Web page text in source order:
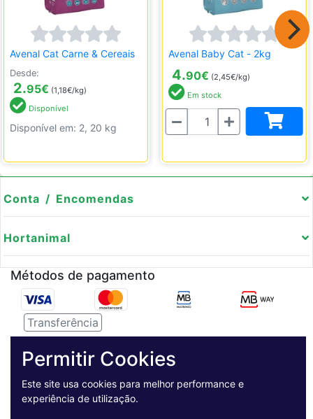
Avenal Cat Carne & Cereais
Desde:
2.95€ (1,18€/kg)
Disponível
Disponível em: 2, 20 kg
Avenal Baby Cat - 2kg
4.90€ (2,45€/kg)
Em stock
Quantidade
Conta / Encomendas
Hortanimal
Métodos de pagamento
Transferência
Pagamento Seguro
Permitir Cookies
Este site usa cookies para melhor performance e
experiência de utilização.